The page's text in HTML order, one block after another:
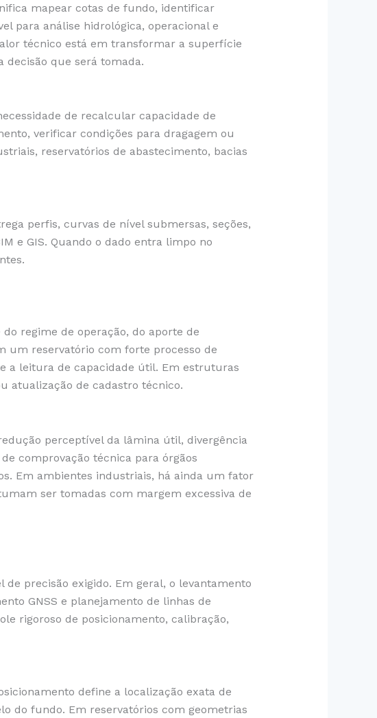
mapear cotas de fundo, identificar
para análise hidrológica, operacional e
técnico está em transformar a superfície
que será tomada.
de recalcular capacidade de
verificar condições para dragagem ou
reservatórios de abastecimento, bacias
perfis, curvas de nível submersas, seções,
e GIS. Quando o dado entra limpo no
regime de operação, do aporte de
um reservatório com forte processo de
a leitura de capacidade útil. Em estruturas
atualização de cadastro técnico.
perceptível da lâmina útil, divergência
comprovação técnica para órgãos
Em ambientes industriais, há ainda um fator
ser tomadas com margem excessiva de
precisão exigido. Em geral, o levantamento
GNSS e planejamento de linhas de
rigoroso de posicionamento, calibração,
define a localização exata de
do fundo. Em reservatórios com geometrias